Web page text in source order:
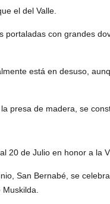
el del Valle.
portaladas con grandes
está en desuso,
presa de madera, se
20 de Julio en honor a la
San Bernabé, se